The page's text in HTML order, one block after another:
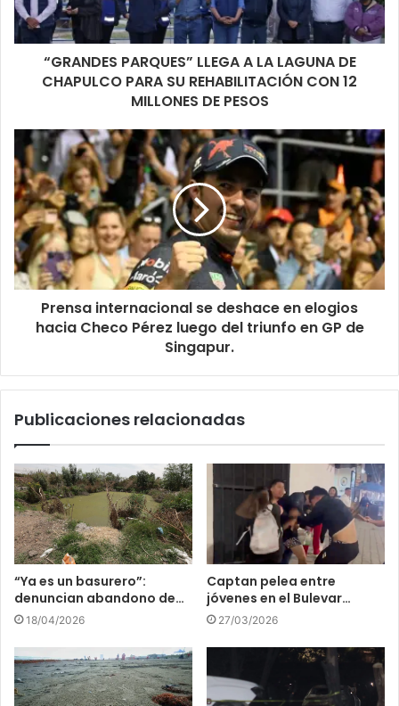
“GRANDES PARQUES” LLEGA A LA LAGUNA DE
CHAPULCO PARA SU REHABILITACIÓN CON 12
MILLONES DE PESOS
Prensa internacional se deshace en elogios
hacia Checo Pérez luego del triunfo en GP de
Singapur.
Publicaciones relacionadas
“Ya es un basurero”:
denuncian abandono de…
18/04/2026
Captan pelea entre
jóvenes en el Bulevar…
27/03/2026